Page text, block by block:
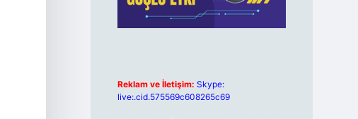
Reklam ve İletişim: Skype:
live:.cid.575569c608265c69